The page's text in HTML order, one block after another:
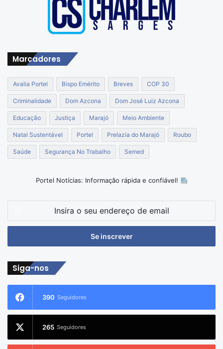
Marcadores
Avalia Portel Bispo Emérito Breves COP 30
Criminalidade Dom Azcona Dom José Luiz Azcona
Educação Justiça Marajó Meio Ambiente
Natal Sustentável Portel Prelazia do Marajó Roubo
Saúde Segurança No Trabalho Semed
Portel Notícias: Informação rápida e confiável!
seu
de
Siga-nos
390 Seguidores
265 Seguidores